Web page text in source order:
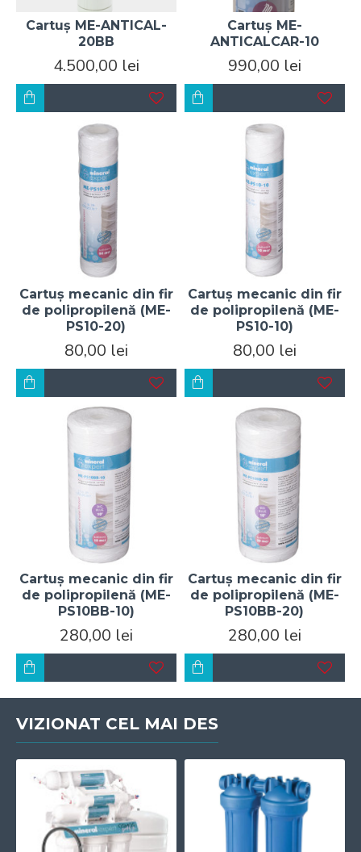
Cartuș ME-ANTICAL-
20BB
4.500,00 lei
Cartuș ME-
ANTICALCAR-10
990,00 lei
Cartuș mecanic din fir
de polipropilenă (ME-
PS10-20)
80,00 lei
Cartuș mecanic din fir
de polipropilenă (ME-
PS10-10)
80,00 lei
Cartuș mecanic din fir
de polipropilenă (ME-
PS10BB-10)
280,00 lei
Cartuș mecanic din fir
de polipropilenă (ME-
PS10BB-20)
280,00 lei
VIZIONAT CEL MAI DES